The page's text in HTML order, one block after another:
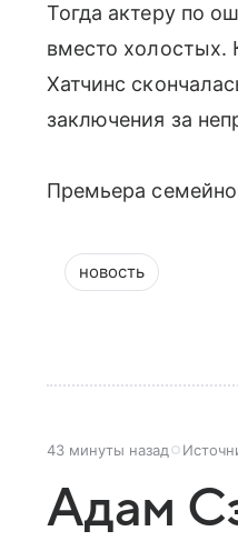
Тогда актеру по
вместо холостых.
Хатчинс
заключения за
Премьера
новость
43 минуты назад
Адам